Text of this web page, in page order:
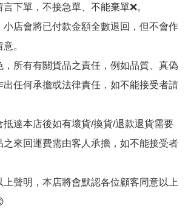
下單，不接急單、不能棄單❌。
小店會將已付款金額全數退回，但不會作
。
，所有有關貨品之責任，例如品質、真偽
出任何承擔或法律責任，如不能接受者請
抵達本店後如有壞貨/換貨/退款退貨需要
之來回運費需由客人承擔，如不能接受者
上聲明，本店將會默認各位顧客同意以上